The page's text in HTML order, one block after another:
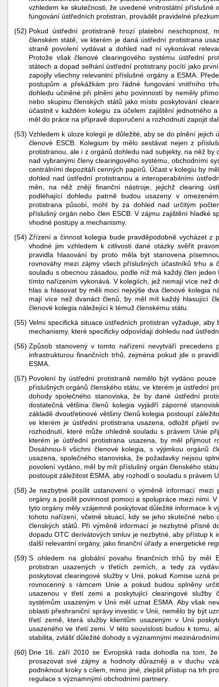
vzhledem ke skutečnosti, že uvedené vnitrostátní příslušné
fungování ústředních protistran, provádět pravidelné
(52) Pokud ústřední protistraně hrozí platební neschopnost,
členském státě, ve kterém je daná ústřední protistrana
straně povolení vydávat a dohled nad ní vykonávat
Protože však členové clearingového systému ústřední
státech a dopad selhání ústřední protistrany pocítí jako
zapojily všechny relevantní příslušné orgány a ESMA.
postupům a překážkám pro řádné fungování vnitřního
dohledu učiněné při plnění jeho povinností by neměly
nebo skupinu členských států jako místo poskytování
účastnit v každém kolegiu za účelem zajištění jednotného
měl do práce na přípravě doporučení a rozhodnutí zapojit
(53) Vzhledem k úloze kolegií je důležité, aby se do plnění jejich
členové ESCB. Kolegium by mělo sestávat nejen z
protistranou, ale i z orgánů dohledu nad subjekty, na něž
nad vybranými členy clearingového systému, obchodními
centrálními depozitáři cenných papírů. Účast v kolegiu by
dohled nad ústřední protistranou a interoperabilními
měn, na něž znějí finanční nástroje, jejichž clearing
podléhající dohledu patrně budou usazeny v
protistrana působí, mohl by za dohled nad určitým
příslušný orgán nebo člen ESCB. V zájmu zajištění hladké
vhodné postupy a mechanismy.
(54) Zřízení a činnost kolegia bude pravděpodobně vycházet z
vhodné jim vzhledem k citlivosti dané otázky svěřit
pravidla hlasování by proto měla být stanovena
rovnováhy mezi zájmy všech příslušných účastníků trhu a
souladu s obecnou zásadou, podle níž má každý člen
tímto nařízením vykonává. V kolegiích, jež nemají více než
hlas a hlasovat by měli moci nejvýše dva členové kolegia
mají více než dvanáct členů, by měl mít každý hlasující
členové kolegia náležející k témuž členskému státu.
(55) Velmi specifická situace ústředních protistran vyžaduje,
mechanismy, které specificky odpovídají dohledu nad
(56) Způsob stanovený v tomto nařízení nevytváří
infrastrukturou finančních trhů, zejména pokud jde o
ESMA.
(57) Povolení by ústřední protistraně nemělo být vydáno
příslušných orgánů členského státu, ve kterém je ústřední
dohody společného stanoviska, že by dané ústřední
dostatečná většina členů kolegia vyjádří záporné
základě dvoutřetinové většiny členů kolegia postoupí
ve kterém je ústřední protistrana usazena, odložit přijetí
rozhodnutí, které může ohledně souladu s právem Unie
kterém je ústřední protistrana usazena, by měl přijmout
Dosáhnou-li všichni členové kolegia, s výjimkou orgánů
usazena, společného stanoviska, že požadavky nejsou
povolení vydáno, měl by mít příslušný orgán členského
postoupit záležitost ESMA, aby rozhodl o souladu s právem
(58) Je nezbytné posílit ustanovení o výměně informací mezi
orgány a posílit povinnost pomoci a spolupráce mezi nimi.
tyto orgány měly vzájemně poskytovat důležité informace k
tohoto nařízení, včetně situací, kdy se jeho skutečné
členských států. Při výměně informací je nezbytné přísně
dopadu OTC derivátových smluv je nezbytné, aby přístup k
další relevantní orgány, jako finanční úřady a energetické
(59) S ohledem na globální povahu finančních trhů by měl
protistran usazených v třetích zemích, a tedy za
poskytovat clearingové služby v Unii, pokud Komise uzná
rovnocenný s rámcem Unie a pokud budou splněny
usazenou v třetí zemi a poskytující clearingové služby
systémům usazeným v Unii měl uznat ESMA. Aby však
oblasti přeshraniční správy investic v Unii, nemělo by být
třetí země, která služby klientům usazeným v Unii
usazeného ve třetí zemi. V této souvislosti budou k tomu,
stabilita, zvlášť důležité dohody s významnými
(60) Dne 16. září 2010 se Evropská rada dohodla na tom,
prosazovat své zájmy a hodnoty důrazněji a v duchu
podniknout kroky s cílem, mimo jiné, zlepšit přístup na trh
regulace s významnými obchodními partnery.